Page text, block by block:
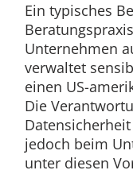
Ein typisches
Unternehmen
verwaltet
einen US-
Die
jedoch beim
unter diesen